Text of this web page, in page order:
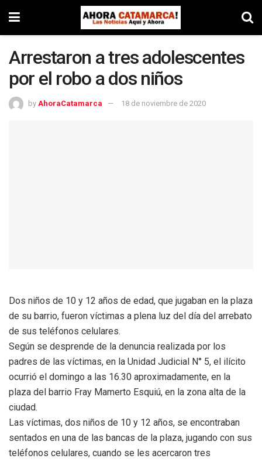
Arrestaron a tres adolescentes
por el robo a dos niños
by AhoraCatamarca 18 de noviembre de 2020
Dos niños de 10 y 12 años de edad, que jugaban en la plaza
de su barrio, fueron víctimas a plena luz del día del arrebato
de sus teléfonos celulares.
Según se desprende de la denuncia realizada por los
padres de las víctimas, en la Unidad Judicial N° 5, el ilícito
ocurrió el domingo a las 16.30 aproximadamente, en la
plaza del barrio Fray Mamerto Esquiú, en la zona alta de la
ciudad.
Las víctimas, dos niños de 10 y 12 años, se encontraban
sentados en una de las bancas de la plaza, jugando con sus
teléfonos celulares, cuando se les acercaron tres